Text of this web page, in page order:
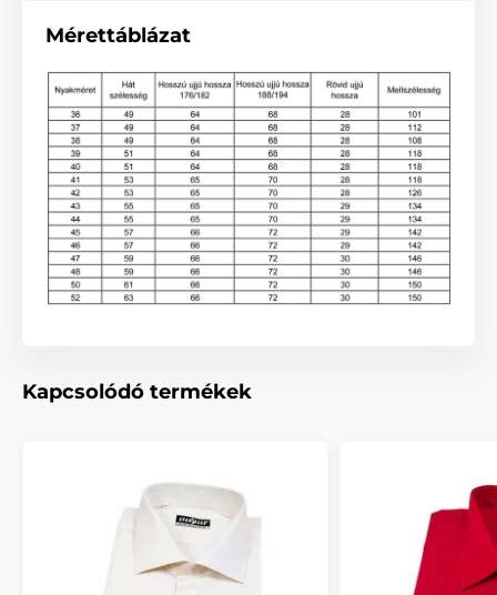
Mérettáblázat
Kapcsolódó termékek